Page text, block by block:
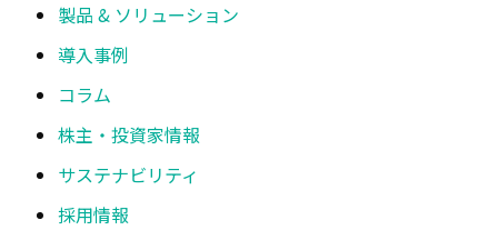
製品 & ソリューション
導入事例
コラム
株主・投資家情報
サステナビリティ
採用情報